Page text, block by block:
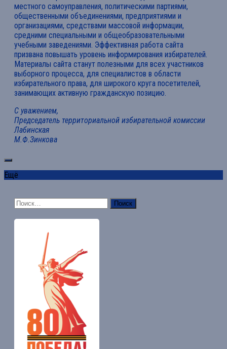
местного самоуправления, политическими партиями,
общественными объединениями, предприятиями и
организациями, средствами массовой информации,
средними специальными и общеобразовательными
учебными заведениями. Эффективная работа сайта
призвана повышать уровень информирования избирателей.
Материалы сайта станут полезными для всех участников
выборного процесса, для специалистов в области
избирательного права, для широкого круга посетителей,
занимающих активную гражданскую позицию.
С уважением,
Председатель территориальной избирательной комиссии
Лабинская
М.Ф.Зинкова
Ещё
Найти: